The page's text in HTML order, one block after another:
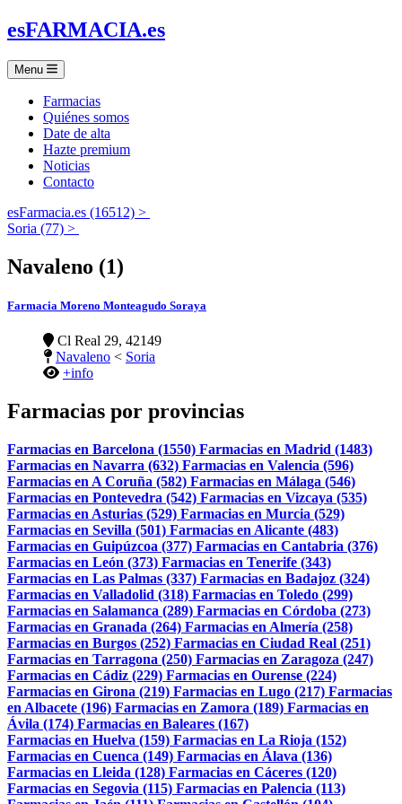
esFARMACIA.es
Menu
Farmacias
Quiénes somos
Date de alta
Hazte premium
Noticias
Contacto
esFarmacia.es (16512) >
Soria (77) >
Navaleno (1)
Farmacia Moreno Monteagudo Soraya
Cl Real 29, 42149
Navaleno < Soria
+info
Farmacias por provincias
Farmacias en Barcelona (1550) Farmacias en Madrid (1483)
Farmacias en Navarra (632) Farmacias en Valencia (596)
Farmacias en A Coruña (582) Farmacias en Málaga (546)
Farmacias en Pontevedra (542) Farmacias en Vizcaya (535)
Farmacias en Asturias (529) Farmacias en Murcia (529)
Farmacias en Sevilla (501) Farmacias en Alicante (483)
Farmacias en Guipúzcoa (377) Farmacias en Cantabria (376)
Farmacias en León (373) Farmacias en Tenerife (343)
Farmacias en Las Palmas (337) Farmacias en Badajoz (324)
Farmacias en Valladolid (318) Farmacias en Toledo (299)
Farmacias en Salamanca (289) Farmacias en Córdoba (273)
Farmacias en Granada (264) Farmacias en Almería (258)
Farmacias en Burgos (252) Farmacias en Ciudad Real (251)
Farmacias en Tarragona (250) Farmacias en Zaragoza (247)
Farmacias en Cádiz (229) Farmacias en Ourense (224)
Farmacias en Girona (219) Farmacias en Lugo (217) Farmacias
en Albacete (196) Farmacias en Zamora (189) Farmacias en
Ávila (174) Farmacias en Baleares (167)
Farmacias en Huelva (159) Farmacias en La Rioja (152)
Farmacias en Cuenca (149) Farmacias en Álava (136)
Farmacias en Lleida (128) Farmacias en Cáceres (120)
Farmacias en Segovia (115) Farmacias en Palencia (113)